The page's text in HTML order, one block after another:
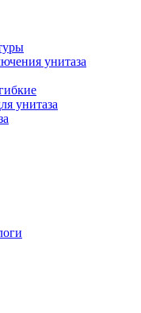
унитаза
унитаза